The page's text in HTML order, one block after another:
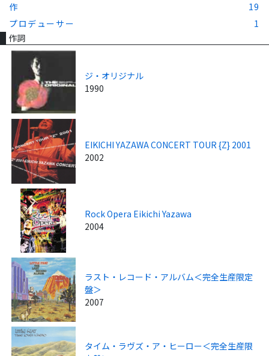
作
19
プロデューサー
1
作詞
ジ・オリジナル
1990
EIKICHI YAZAWA CONCERT TOUR {Z} 2001
2002
Rock Opera Eikichi Yazawa
2004
ラスト・レコード・アルバム＜完全生産限定
盤＞
2007
タイム・ラヴズ・ア・ヒーロー＜完全生産限